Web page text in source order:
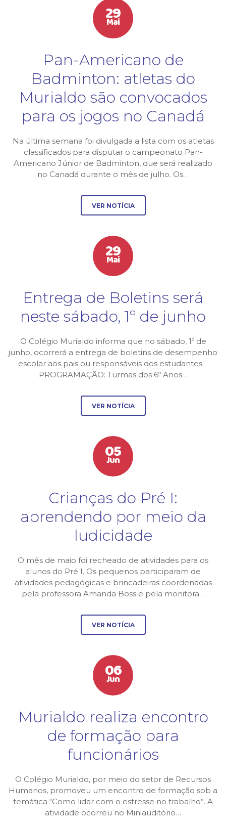
29
Mai
Pan-Americano de
Badminton: atletas do
Murialdo são convocados
para os jogos no Canadá
Na última semana foi divulgada a lista com os atletas
classificados para disputar o campeonato Pan-
Americano Júnior de Badminton, que será realizado
no Canadá durante o mês de julho. Os…
VER NOTÍCIA
29
Mai
Entrega de Boletins será
neste sábado, 1º de junho
O Colégio Murialdo informa que no sábado, 1º de
junho, ocorrerá a entrega de boletins de desempenho
escolar aos pais ou responsáveis dos estudantes.
PROGRAMAÇÃO: Turmas dos 6º Anos…
VER NOTÍCIA
05
Jun
Crianças do Pré I:
aprendendo por meio da
ludicidade
O mês de maio foi recheado de atividades para os
alunos do Pré I. Os pequenos participaram de
atividades pedagógicas e brincadeiras coordenadas
pela professora Amanda Boss e pela monitora…
VER NOTÍCIA
06
Jun
Murialdo realiza encontro
de formação para
funcionários
O Colégio Murialdo, por meio do setor de Recursos
Humanos, promoveu um encontro de formação sob a
temática “Como lidar com o estresse no trabalho”. A
atividade ocorreu no Miniauditório…